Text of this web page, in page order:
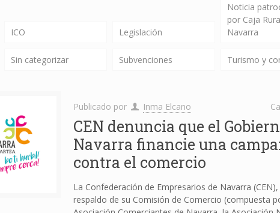
ICO Legislación
Noticia
por Caja
Navarra
Sin categorizar Subvenciones Turismo y
Publicado por Inma Elcano
CEN denuncia que el
Navarra financie una
contra el comercio
La Confederación de Empresarios de Navarra
respaldo de su Comisión de Comercio (compuesta